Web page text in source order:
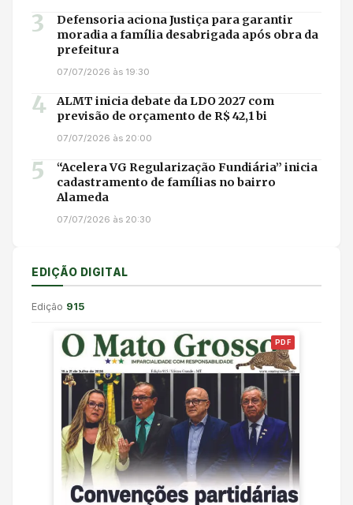
3
Defensoria aciona Justiça para garantir
moradia a família desabrigada após obra da
prefeitura
07/07/2026 às 19:30
4
ALMT inicia debate da LDO 2027 com
previsão de orçamento de R$ 42,1 bi
07/07/2026 às 20:00
5
“Acelera VG Regularização Fundiária” inicia
cadastramento de famílias no bairro
Alameda
07/07/2026 às 20:30
EDIÇÃO DIGITAL
Edição 915
PDF